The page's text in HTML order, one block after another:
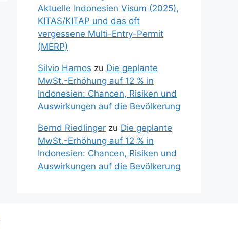
Aktuelle Indonesien Visum (2025),
KITAS/KITAP und das oft
vergessene Multi-Entry-Permit
(MERP)
Silvio Harnos zu Die geplante
MwSt.-Erhöhung auf 12 % in
Indonesien: Chancen, Risiken und
Auswirkungen auf die Bevölkerung
Bernd Riedlinger zu Die geplante
MwSt.-Erhöhung auf 12 % in
Indonesien: Chancen, Risiken und
Auswirkungen auf die Bevölkerung